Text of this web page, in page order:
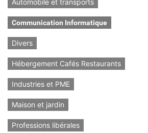
Automobile et transports
Communication Informatique
Divers
Hébergement Cafés Restaurants
Industries et PME
Maison et jardin
Professions libérales